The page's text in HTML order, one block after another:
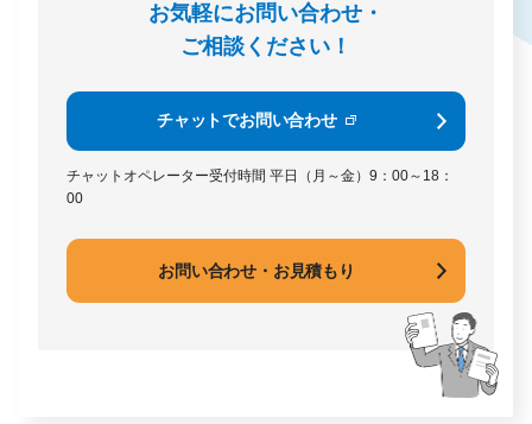
お気軽にお問い合わせ・
ご相談ください！
チャットでお問い合わせ
チャットオペレーター受付時間 平日（月～金）9：00～18：
00
お問い合わせ・お見積もり